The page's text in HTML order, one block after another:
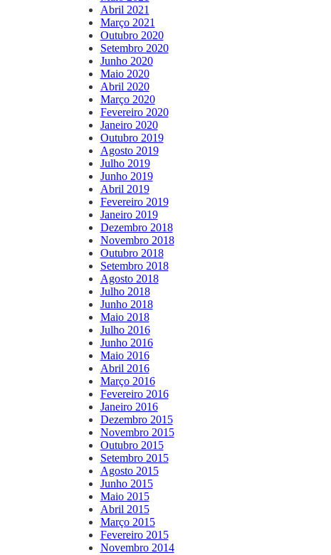
Abril 2021
Março 2021
Outubro 2020
Setembro 2020
Junho 2020
Maio 2020
Abril 2020
Março 2020
Fevereiro 2020
Janeiro 2020
Outubro 2019
Agosto 2019
Julho 2019
Junho 2019
Abril 2019
Fevereiro 2019
Janeiro 2019
Dezembro 2018
Novembro 2018
Outubro 2018
Setembro 2018
Agosto 2018
Julho 2018
Junho 2018
Maio 2018
Julho 2016
Junho 2016
Maio 2016
Abril 2016
Março 2016
Fevereiro 2016
Janeiro 2016
Dezembro 2015
Novembro 2015
Outubro 2015
Setembro 2015
Agosto 2015
Junho 2015
Maio 2015
Abril 2015
Março 2015
Fevereiro 2015
Novembro 2014